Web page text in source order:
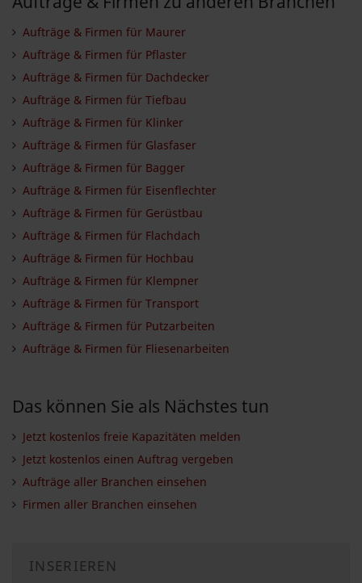
Aufträge & Firmen für Maurer
Aufträge & Firmen für Pflaster
Aufträge & Firmen für Dachdecker
Aufträge & Firmen für Tiefbau
Aufträge & Firmen für Klinker
Aufträge & Firmen für Glasfaser
Aufträge & Firmen für Bagger
Aufträge & Firmen für Eisenflechter
Aufträge & Firmen für Gerüstbau
Aufträge & Firmen für Flachdach
Aufträge & Firmen für Hochbau
Aufträge & Firmen für Klempner
Aufträge & Firmen für Transport
Aufträge & Firmen für Putzarbeiten
Aufträge & Firmen für Fliesenarbeiten
Das können Sie als Nächstes tun
Jetzt kostenlos freie Kapazitäten melden
Jetzt kostenlos einen Auftrag vergeben
Aufträge aller Branchen einsehen
Firmen aller Branchen einsehen
INSERIEREN